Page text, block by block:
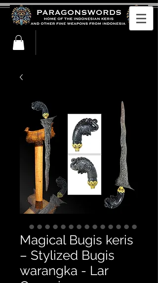
Magical Bugis keris
– Stylized Bugis
warangka - Lar